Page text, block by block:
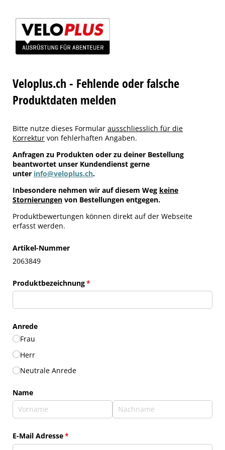
Veloplus.ch - Fehlende oder falsche
Produktdaten melden
Bitte nutze dieses Formular ausschliesslich für die
Korrektur von fehlerhaften Angaben.
Anfragen zu Produkten oder zu deiner Bestellung
beantwortet unser Kundendienst gerne
unter info@veloplus.ch.
Inbesondere nehmen wir auf diesem Weg keine
Stornierungen von Bestellungen entgegen.
Produktbewertungen können direkt auf der Webseite
erfasst werden.
Artikel-Nummer
2063849
Produktbezeichnung*
(erforderlich)
Anrede
Frau
Herr
Neutrale Anrede
Name
E-Mail Adresse*
(erforderlich)